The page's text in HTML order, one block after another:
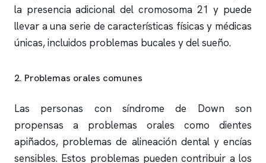
la presencia adicional del cromosoma 21 y puede
llevar a una serie de características físicas y médicas
únicas, incluidos problemas bucales y del sueño.
2. Problemas orales comunes
Las personas con síndrome de Down son
propensas a problemas orales como dientes
apiñados, problemas de alineación dental y encías
sensibles. Estos problemas pueden contribuir a los